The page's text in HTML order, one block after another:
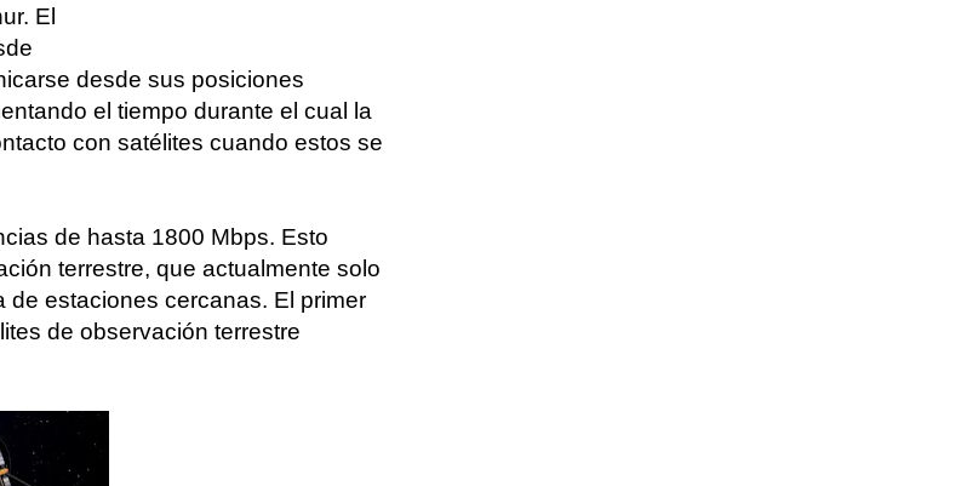
El
desde sus posiciones
el tiempo durante el cual la
con satélites cuando estos se
de hasta 1800 Mbps. Esto
terrestre, que actualmente solo
de estaciones cercanas. El primer
de observación terrestre